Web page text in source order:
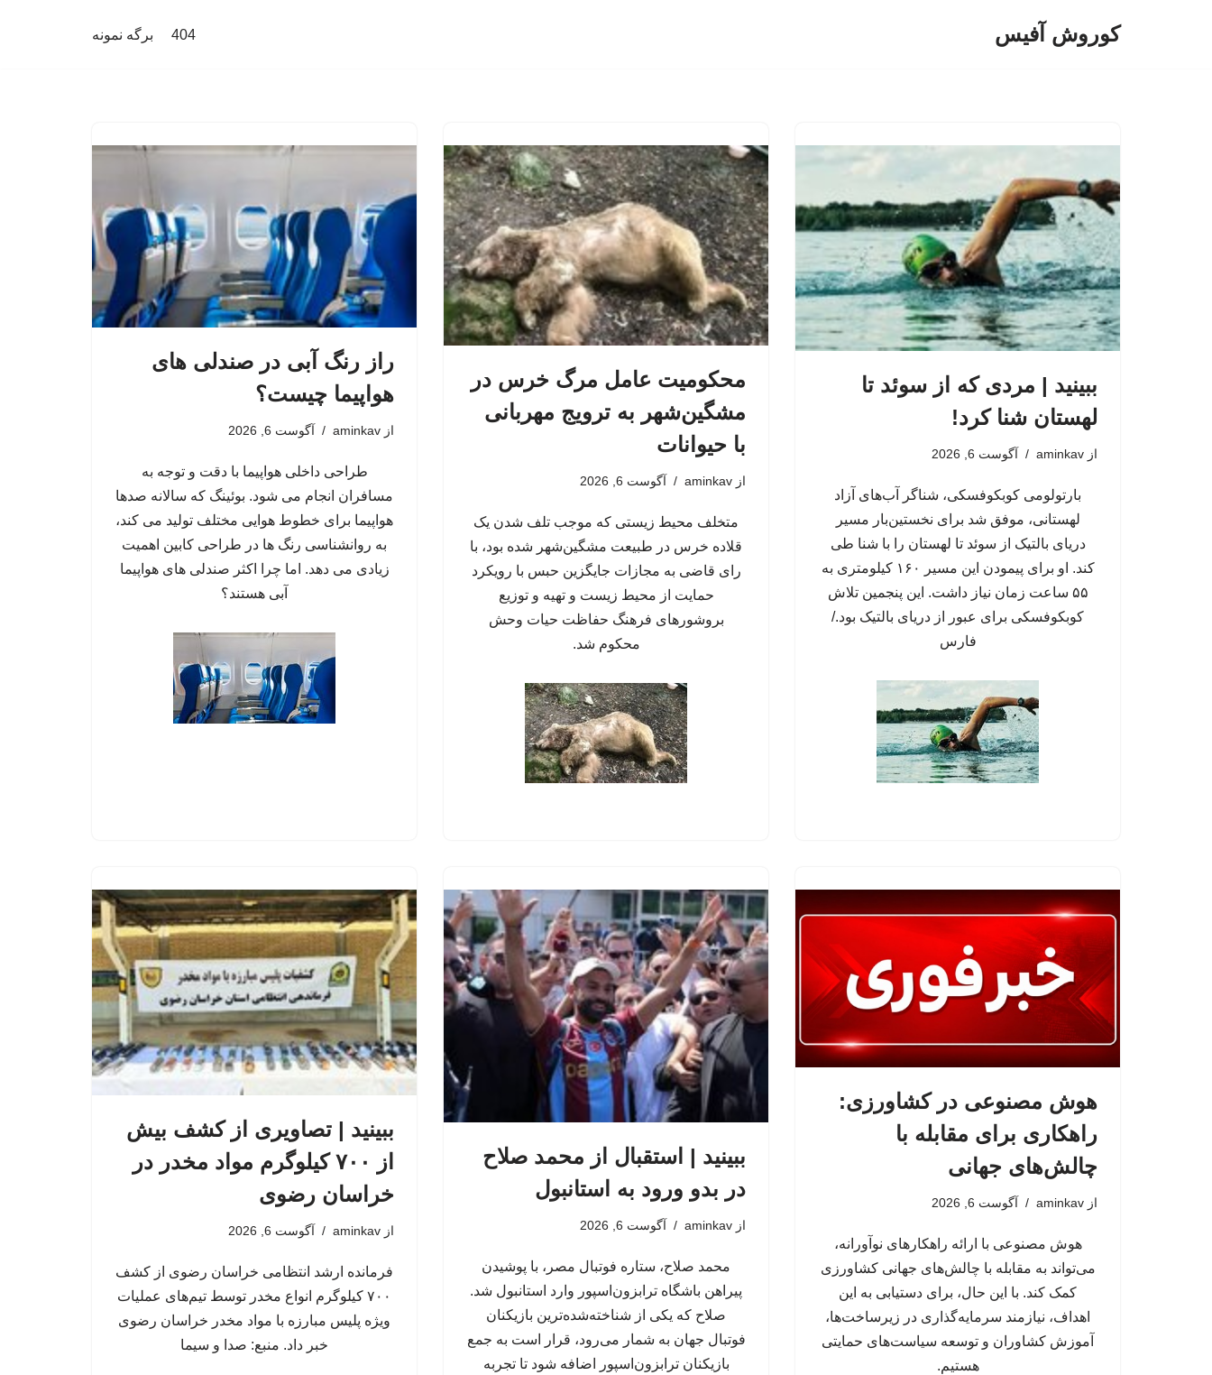
کوروش آفیس 404 برگه نمونه
ببینید | مردی که از سوئد تا
لهستان شنا کرد!
از aminkav آگوست 6, 2026
بارتولومی کوبکوفسکی، شناگر آب‌های آزاد
لهستانی، موفق شد برای نخستین‌بار مسیر
دریای بالتیک از سوئد تا لهستان را با شنا طی
کند. او برای پیمودن این مسیر ۱۶۰ کیلومتری به
۵۵ ساعت زمان نیاز داشت. این پنجمین تلاش
کوبکوفسکی برای عبور از دریای بالتیک بود./
فارس
محکومیت عامل مرگ خرس در
مشگین‌شهر به ترویج مهربانی
با حیوانات
از aminkav آگوست 6, 2026
متخلف محیط زیستی که موجب تلف شدن یک
قلاده خرس در طبیعت مشگین‌شهر شده بود، با
رای قاضی به مجازات جایگزین حبس با رویکرد
حمایت از محیط زیست و تهیه و توزیع
بروشورهای فرهنگ حفاظت حیات وحش
محکوم شد.
راز رنگ آبی در صندلی های
هواپیما چیست؟
از aminkav آگوست 6, 2026
طراحی داخلی هواپیما با دقت و توجه به
مسافران انجام می شود. بوئینگ که سالانه صدها
هواپیما برای خطوط هوایی مختلف تولید می کند،
به روانشناسی رنگ ها در طراحی کابین اهمیت
زیادی می دهد. اما چرا اکثر صندلی های هواپیما
آبی هستند؟
هوش مصنوعی در کشاورزی:
راهکاری برای مقابله با
چالش‌های جهانی
از aminkav آگوست 6, 2026
هوش مصنوعی با ارائه راهکارهای نوآورانه،
می‌تواند به مقابله با چالش‌های جهانی کشاورزی
کمک کند. با این حال، برای دستیابی به این
اهداف، نیازمند سرمایه‌گذاری در زیرساخت‌ها،
آموزش کشاوران و توسعه سیاست‌های حمایتی
هستیم.
ببینید | استقبال از محمد صلاح
در بدو ورود به استانبول
از aminkav آگوست 6, 2026
محمد صلاح، ستاره فوتبال مصر، با پوشیدن
پیراهن باشگاه ترابزون‌اسپور وارد استانبول شد.
صلاح که یکی از شناخته‌شده‌ترین بازیکنان
فوتبال جهان به شمار می‌رود، قرار است به جمع
بازیکنان ترابزون‌اسپور اضافه شود تا تجربه
ببینید | تصاویری از کشف بیش
از ۷۰۰ کیلوگرم مواد مخدر در
خراسان رضوی
از aminkav آگوست 6, 2026
فرمانده ارشد انتظامی خراسان رضوی از کشف
۷۰۰ کیلوگرم انواع مخدر توسط تیم‌های عملیات
ویژه پلیس مبارزه با مواد مخدر خراسان رضوی
خبر داد. منبع: صدا و سیما